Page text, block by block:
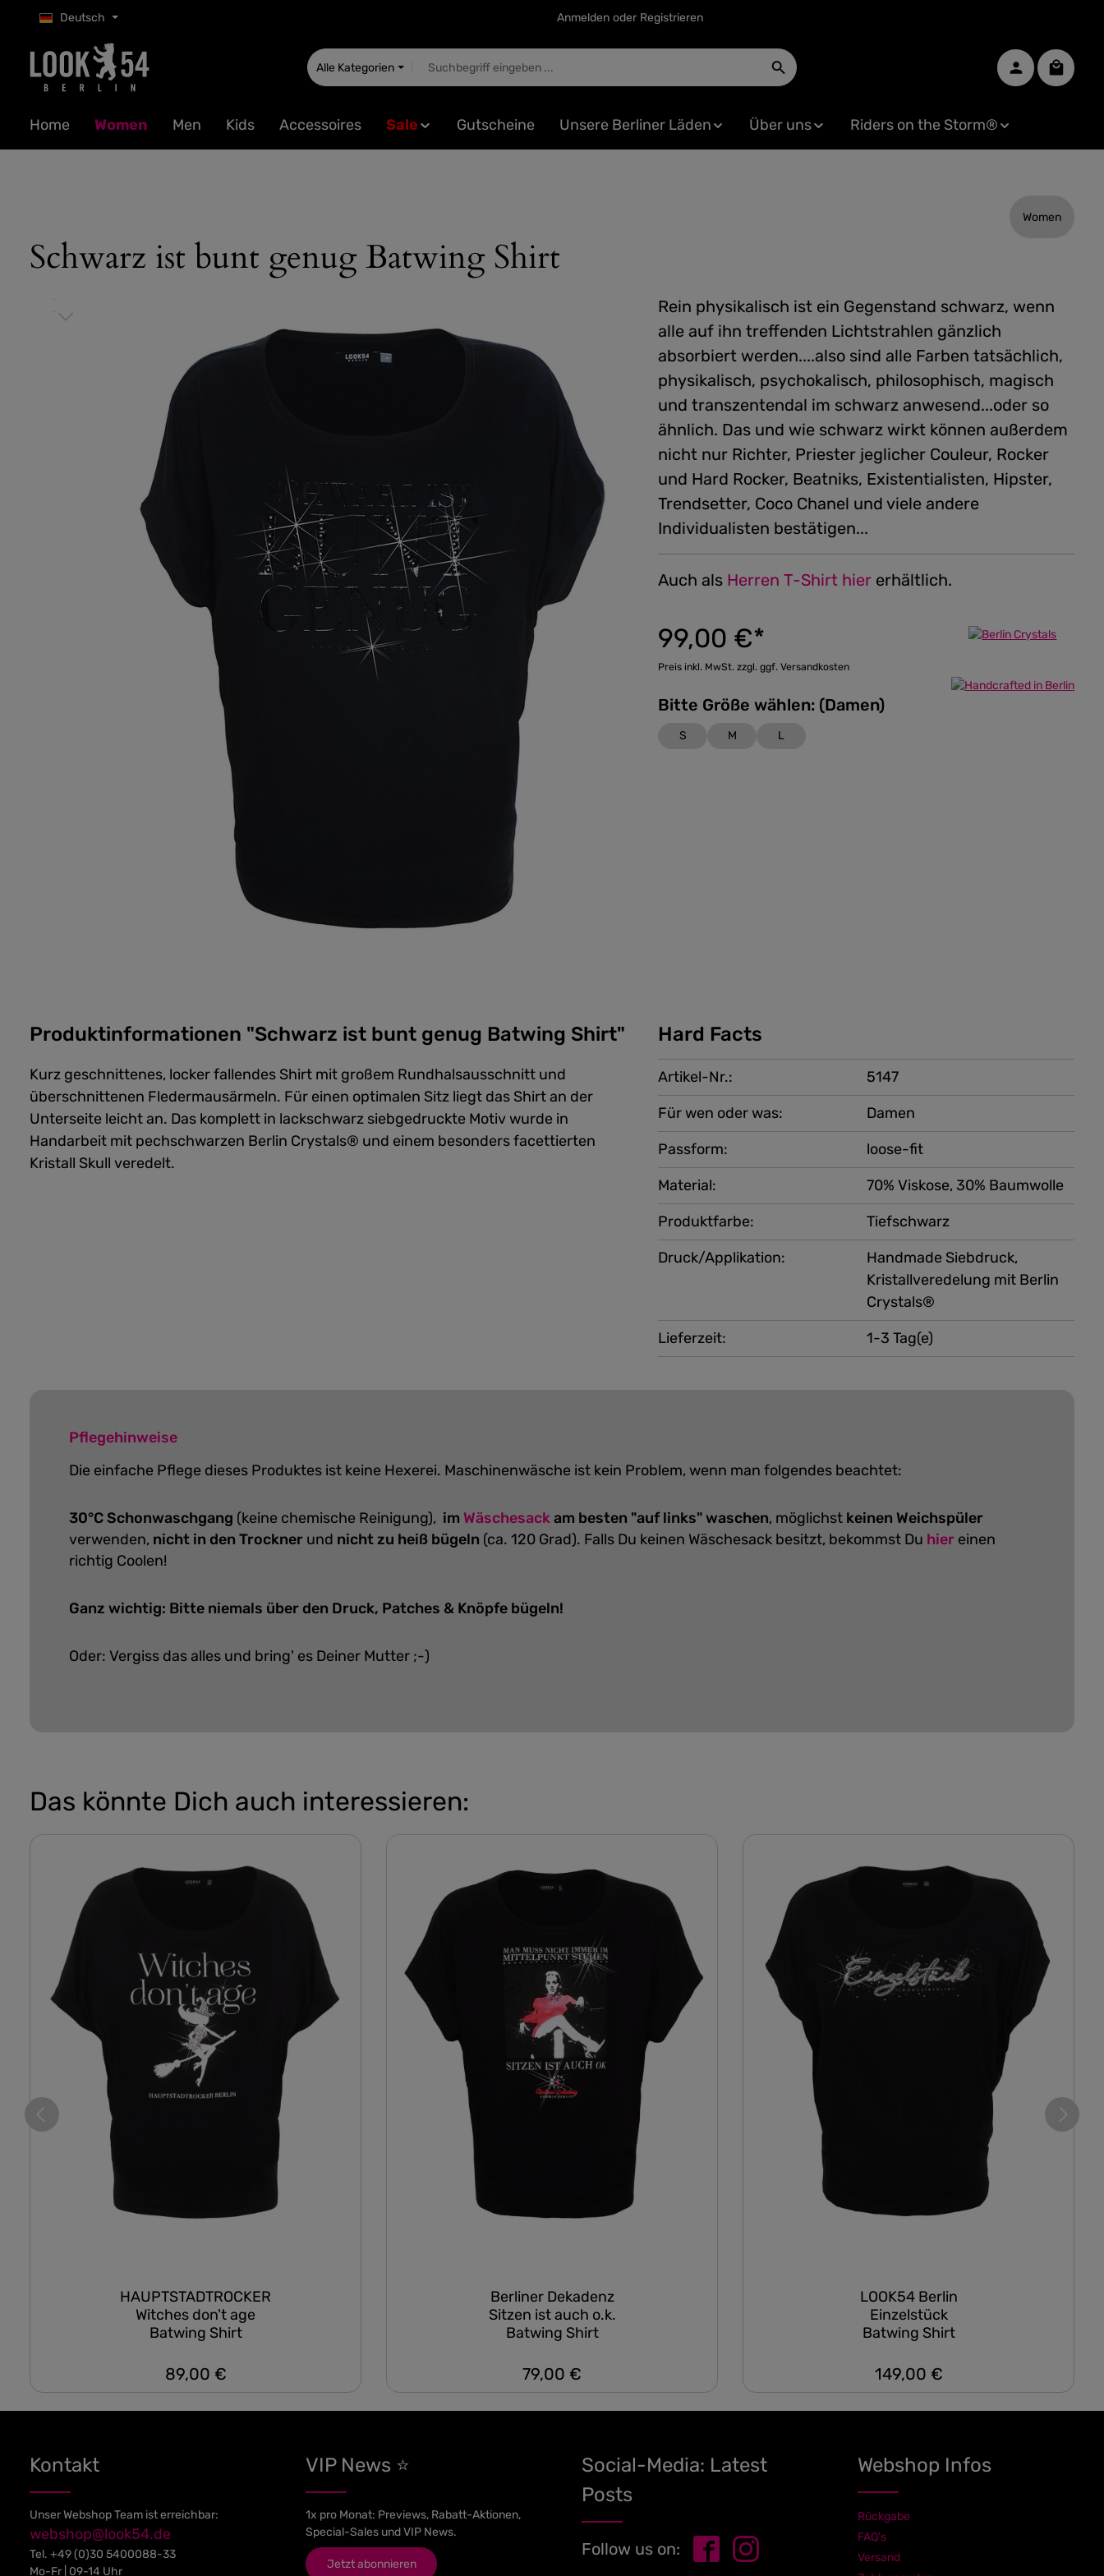
Hauptinhalt springen
Zur Suche springen
Zur Hauptnavigation springen Anmelden oder Registrieren
Deutsch
Alle Kategorien
Home Women Men Kids Accessoires Sale Gutscheine Unsere Berliner Läden Über uns Riders on the Storm®
Women
Schwarz ist bunt genug Batwing Shirt
Rein physikalisch ist ein Gegenstand schwarz, wenn
alle auf ihn treffenden Lichtstrahlen gänzlich
absorbiert werden....also sind alle Farben tatsächlich,
physikalisch, psychokalisch, philosophisch, magisch
und transzentendal im schwarz anwesend...oder so
ähnlich. Das und wie schwarz wirkt können außerdem
nicht nur Richter, Priester jeglicher Couleur, Rocker
und Hard Rocker, Beatniks, Existentialisten, Hipster,
Trendsetter, Coco Chanel und viele andere
Individualisten bestätigen...
Auch als Herren T-Shirt hier erhältlich.
99,00 €*
Preis inkl. MwSt. zzgl. ggf. Versandkosten
Bitte Größe wählen: (Damen)
S M L
Produktinformationen "Schwarz ist bunt genug Batwing Shirt"
Kurz geschnittenes, locker fallendes Shirt mit großem Rundhalsausschnitt und
überschnittenen Fledermausärmeln. Für einen optimalen Sitz liegt das Shirt an der
Unterseite leicht an. Das komplett in lackschwarz siebgedruckte Motiv wurde in
Handarbeit mit pechschwarzen Berlin Crystals® und einem besonders facettierten
Kristall Skull veredelt.
Hard Facts
Artikel-Nr.:
5147
Für wen oder was:
Damen
Produktfarbe: Tiefschwarz
Material: 70% Viskose, 30% Baumwolle
Passform: loose-fit
Druck/Applikation:
Handmade Siebdruck,
Kristallveredelung mit Berlin
Crystals®
Lieferzeit:
1-3 Tag(e)
Pflegehinweise
Die einfache Pflege dieses Produktes ist keine Hexerei. Maschinenwäsche ist kein Problem, wenn man folgendes beachtet:
30°C Schonwaschgang (keine chemische Reinigung), im Wäschesackam besten "auf links" waschen, möglichst keinen Weichspüler
verwenden, nicht in den Trockner und nicht zu heiß bügeln (ca. 120 Grad). Falls Du keinen Wäschesack besitzt, bekommst Du hier einen
richtig Coolen!
Ganz wichtig: Bitte niemals über den Druck, Patches & Knöpfe bügeln!
Oder: Vergiss das alles und bring' es Deiner Mutter ;-)
Das könnte Dich auch interessieren:
HAUPTSTADTROCKER
Witches don't age
Batwing Shirt
Regulärer Preis:
89,00 €
Berliner Dekadenz
Sitzen ist auch o.k.
Batwing Shirt
Regulärer Preis:
79,00 €
LOOK54 Berlin
Einzelstück
Batwing Shirt
Regulärer Preis:
149,00 €
Kontakt
Unser Webshop Team ist erreichbar:
webshop@look54.de
Tel. +49 (0)30 5400088-33
Mo-Fr | 09-14 Uhr
VIP News ⭐
1x pro Monat: Previews, Rabatt-Aktionen,
Special-Sales und VIP News.
Jetzt abonnieren
Social-Media: Latest
Posts
Follow us on:
Webshop Infos
Rückgabe
FAQ's
Versand